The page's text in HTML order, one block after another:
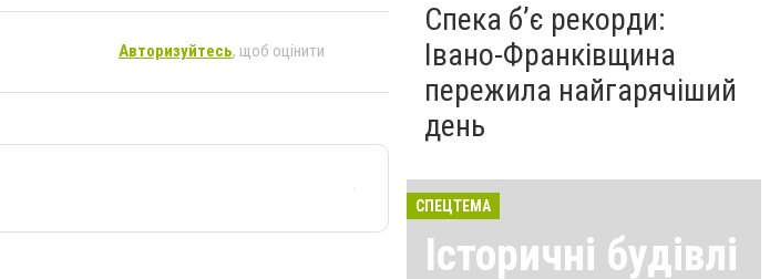
Авторизуйтесь, щоб оцінити
Спека б’є рекорди:
Івано-Франківщина
пережила найгарячіший
день
СПЕЦТЕМА
Історичні будівлі